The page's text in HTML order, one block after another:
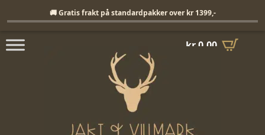
kr0,00
🚚 Gratis frakt på standardpakker over kr 1399,-